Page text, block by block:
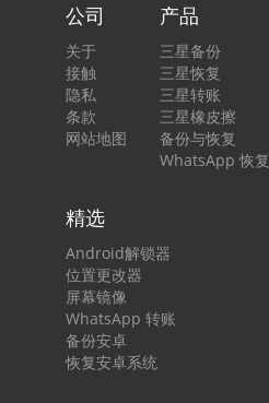
公司
关于
接触
隐私
条款
网站地图
产品
三星备份
三星恢复
三星转账
三星橡皮擦
备份与恢复
WhatsApp 恢复
精选
Android解锁器
位置更改器
屏幕镜像
WhatsApp 转账
备份安卓
恢复安卓系统